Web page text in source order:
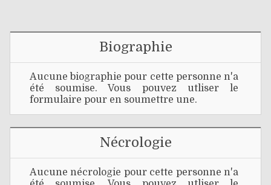
Biographie
Aucune biographie pour cette personne n'a
été soumise. Vous pouvez utliser le
formulaire pour en soumettre une.
Nécrologie
Aucune nécrologie pour cette personne n'a